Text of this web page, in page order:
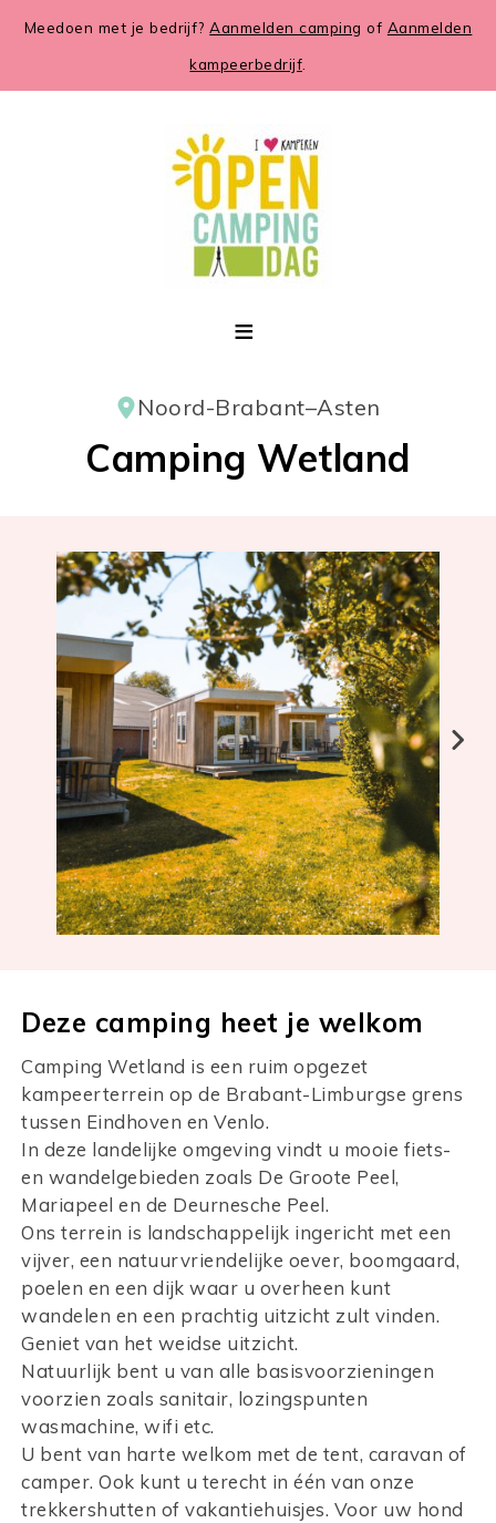
Meedoen met je bedrijf?Aanmelden camping of Aanmelden
kampeerbedrijf
Noord-Brabant–Asten
Camping Wetland
Deze camping heet je welkom
Camping Wetland is een ruim opgezet
kampeerterrein op de Brabant-Limburgse grens
tussen Eindhoven en Venlo.
In deze landelijke omgeving vindt u mooie fiets-
en wandelgebieden zoals De Groote Peel,
Mariapeel en de Deurnesche Peel.
Ons terrein is landschappelijk ingericht met een
vijver, een natuurvriendelijke oever, boomgaard,
poelen en een dijk waar u overheen kunt
wandelen en een prachtig uitzicht zult vinden.
Geniet van het weidse uitzicht.
Natuurlijk bent u van alle basisvoorzieningen
voorzien zoals sanitair, lozingspunten
wasmachine, wifi etc.
U bent van harte welkom met de tent, caravan of
camper. Ook kunt u terecht in één van onze
trekkershutten of vakantiehuisjes. Voor uw hond